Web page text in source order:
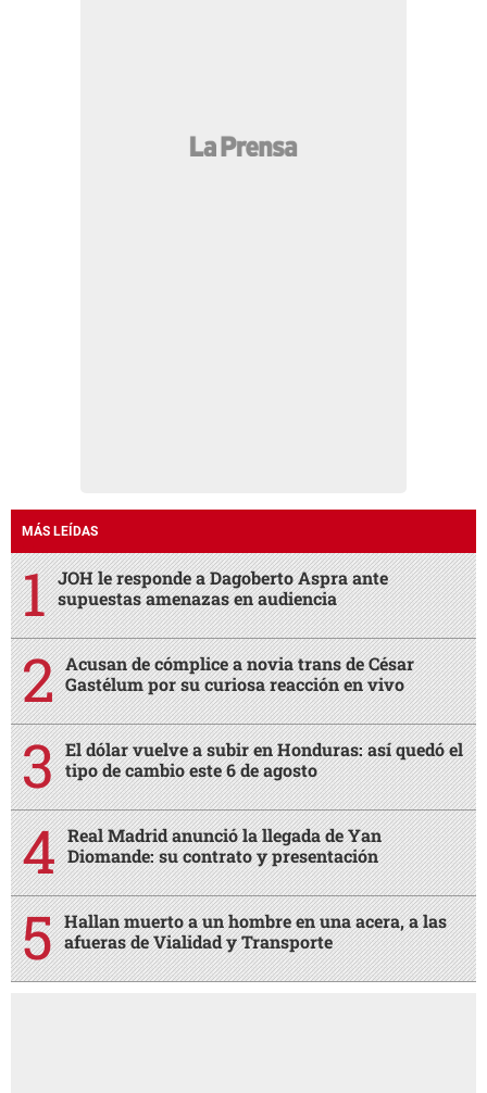
MÁS LEÍDAS
JOH le responde a Dagoberto Aspra ante
supuestas amenazas en audiencia
Acusan de cómplice a novia trans de César
Gastélum por su curiosa reacción en vivo
El dólar vuelve a subir en Honduras: así quedó el
tipo de cambio este 6 de agosto
Real Madrid anunció la llegada de Yan
Diomande: su contrato y presentación
Hallan muerto a un hombre en una acera, a las
afueras de Vialidad y Transporte